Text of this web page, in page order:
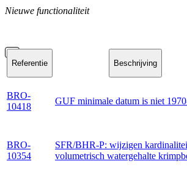
Nieuwe functionaliteit
Referentie Beschrijving
BRO-
10418
GUF minimale datum is niet
BRO-
10354
SFR/BHR-P: wijzigen
volumetrisch watergehalte